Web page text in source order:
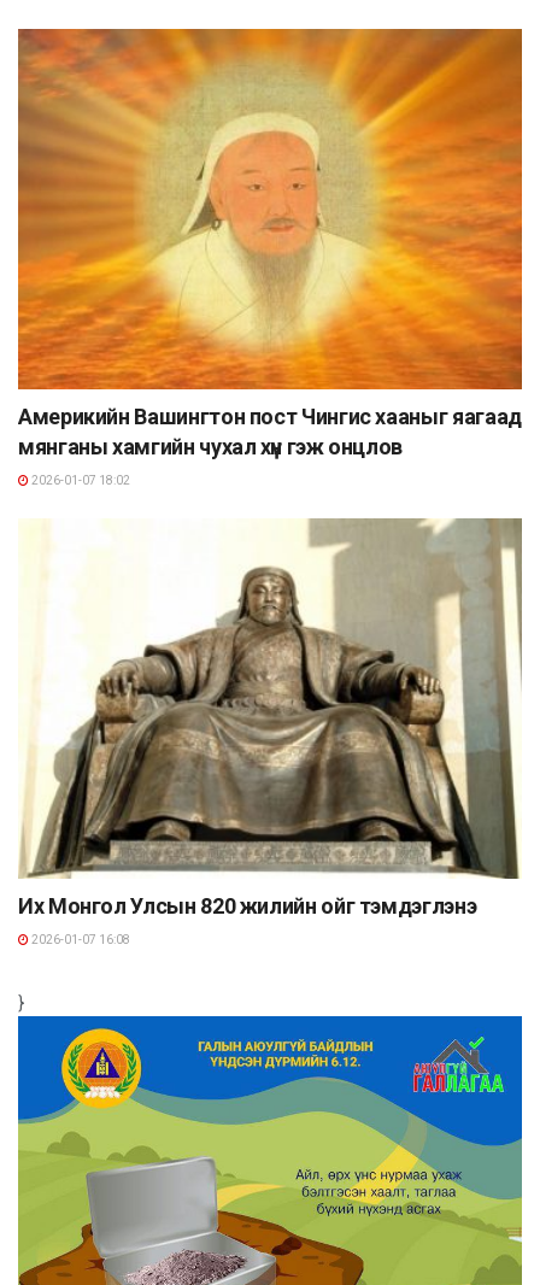
Америкийн Вашингтон пост Чингис хааныг яагаад
мянганы хамгийн чухал хүн гэж онцлов
2026-01-07 18:02
Их Монгол Улсын 820 жилийн ойг тэмдэглэнэ
2026-01-07 16:08
}